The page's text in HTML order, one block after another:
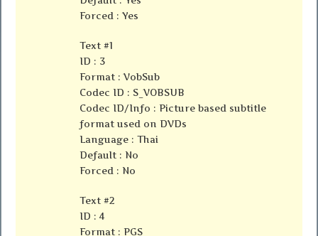
Forced : Yes
Text #1
ID : 3
Format : VobSub
Codec ID : S_VOBSUB
Codec ID/Info : Picture based subtitle
format used on DVDs
Language : Thai
Default : No
Forced : No
Text #2
ID : 4
Format : PGS